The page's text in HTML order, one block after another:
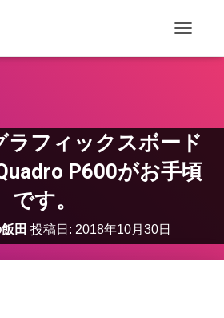
フィックスボード
P600がお手頃
です。
田 投稿日: 2018年10月30日